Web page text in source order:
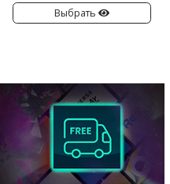
Выбрать